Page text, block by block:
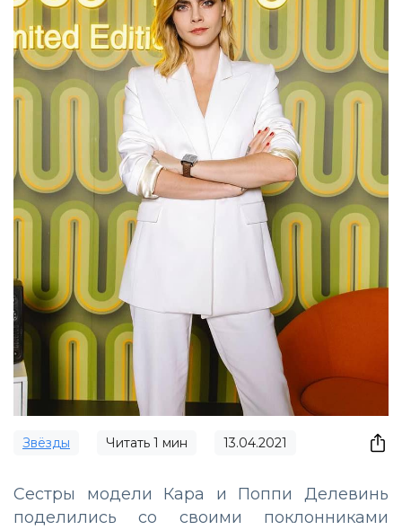
Звёзды Читать 1 мин 13.04.2021
Сестры модели Кара и Поппи Делевинь
поделились со своими поклонниками